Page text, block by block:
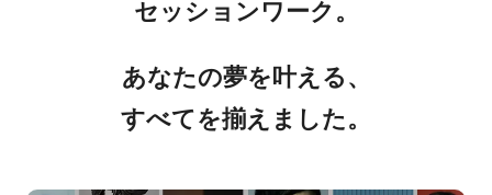
セッションワーク。
あなたの夢を叶える、
すべてを揃えました。